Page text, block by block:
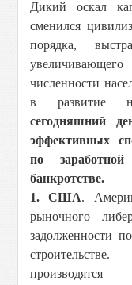
Дикий оскал
сменился
порядка,
численности
в развитие
сегодняшний
эффективных
по
банкротстве.
1. США.
рыночного
задолженности
производятся